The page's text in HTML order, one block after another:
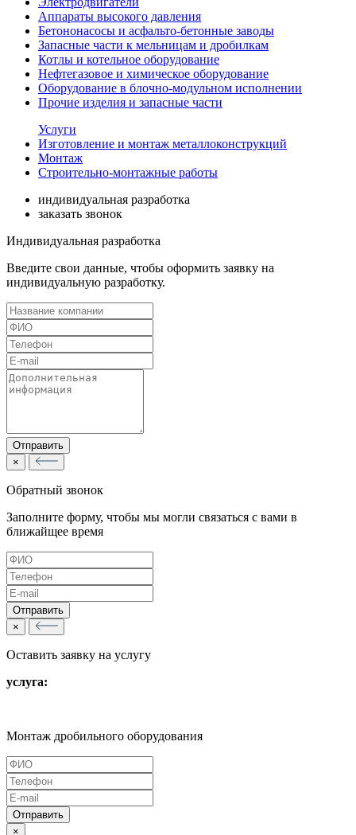
Аппараты высокого давления
Бетононасосы и асфальто-бетонные заводы
Запасные части к мельницам и дробилкам
Котлы и котельное оборудование
Нефтегазовое и химическое оборудование
Оборудование в блочно-модульном исполнении
Прочие изделия и запасные части
Услуги
Изготовление и монтаж металлоконструкций
Монтаж
Строительно-монтажные работы
индивидуальная разработка
заказать звонок
Индивидуальная разработка
Введите свои данные, чтобы оформить заявку на
индивидуальную разработку.
×
Обратный звонок
Заполните форму, чтобы мы могли связаться с вами в
ближайщее время
×
Оставить заявку на услугу
услуга:
Монтаж дробильного оборудования
×